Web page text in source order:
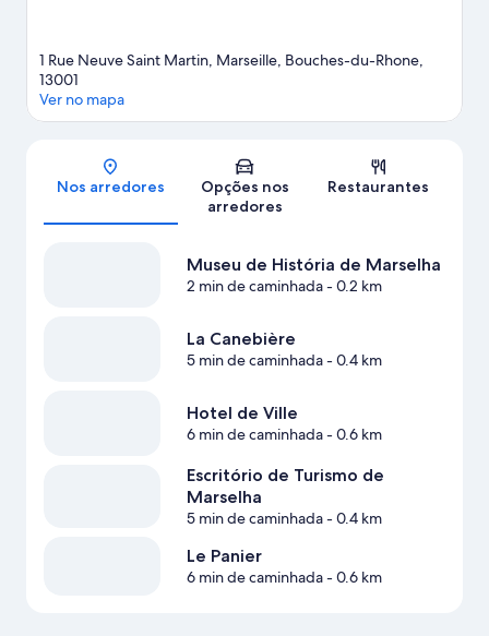
1 Rue Neuve Saint Martin, Marseille, Bouches-du-Rhone,
13001
Ver no mapa
Nos arredores
Opções nos
arredores
Restaurantes
Museu de História de Marselha
2 min de caminhada- 0.2 km
La Canebière
5 min de caminhada- 0.4 km
Hotel de Ville
6 min de caminhada- 0.6 km
Escritório de Turismo de
Marselha
5 min de caminhada- 0.4 km
Le Panier
6 min de caminhada- 0.6 km